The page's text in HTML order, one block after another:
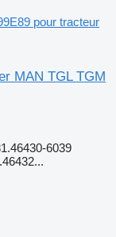
pour tracteur
MAN TGL TGM
6039